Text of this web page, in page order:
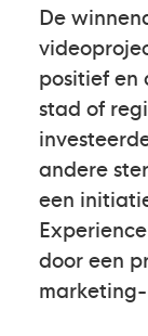
De
positief en
stad of
andere
een
door een